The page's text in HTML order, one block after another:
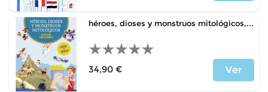
héroes, dioses y monstruos mitológicos,...
34,90 €
Ver